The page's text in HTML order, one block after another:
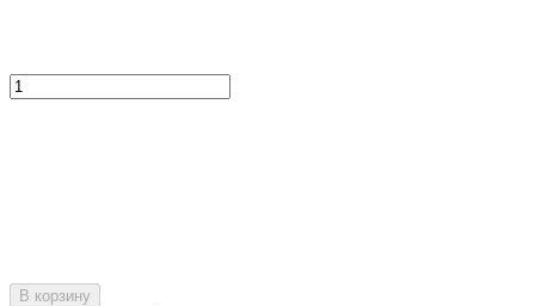
В корзину